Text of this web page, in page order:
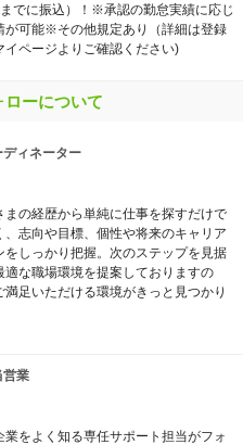
でに振込）！※承認の勤怠実績に応じ
が可能※その他規定あり（詳細は登録
イページよりご確認ください)
ローについて
ディネーター
まの経歴から単純に仕事を探すだけで
、志向や目標、個性や将来のキャリア
をしっかり把握。次のステップを見据
適な職場環境を提案しておりますの
満足いただける環境がきっと見つかり
営業
業をよく知る専任サポート担当がフォ